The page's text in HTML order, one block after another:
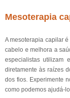
Mesoterapia
A mesoterapia capilar
cabelo e melhora a
especialistas utilizam
diretamente às raízes
dos fios. Experimente
como podemos ajudá-